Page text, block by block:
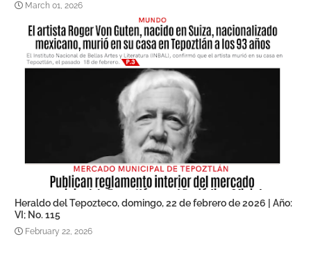
March 01, 2026
Heraldo del Tepozteco, domingo, 22 de febrero de 2026 | Año:
VI; No. 115
February 22, 2026